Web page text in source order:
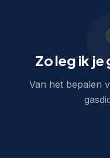
Zo leg ik je
Van het bepalen